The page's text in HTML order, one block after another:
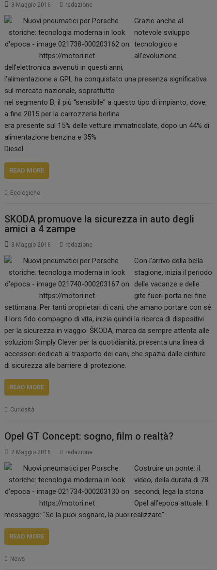
3 Maggio 2016 redazione
Grazie anche al
notevole sviluppo
tecnologico e
all’evoluzione
dell’elettronica avvenuti in questi anni,
l’alimentazione a GPL ha conquistato una presenza significativa
sul mercato nazionale, soprattutto
nel segmento B, il più “sensibile” a questo tipo di impianto, dove,
a fine 2015 per la carrozzeria berlina
era presente sul 15% delle vetture immatricolate, dopo un 44% di
alimentazione benzina e 35%
Diesel.
READ MORE
Ecologiche
SKODA promuove la sicurezza in auto degli
amici a 4 zampe
3 Maggio 2016 redazione
Con l’arrivo della bella
stagione, inizia il periodo
delle vacanze e delle
gite fuori porta nei fine
settimana. Per tanti proprietari di cani, che amano portare con sé
il loro fido compagno di vita, inizia quindi la ricerca di dispositivi
per la sicurezza in viaggio. ŠKODA, marca da sempre attenta alle
soluzioni Simply Clever per la quotidianità, presenta una linea di
accessori dedicati al trasporto dei cani, che spazia dalle cinture
di sicurezza alle barriere di protezione.
READ MORE
Curiosità
Opel GT Concept: sogno, film o realtà?
2 Maggio 2016 redazione
Costruire un ponte: il
video, della durata di 78
secondi, lega la storia
Opel all’epoca attuale. Il
messaggio: “Se la puoi sognare, la puoi realizzare”.
READ MORE
News